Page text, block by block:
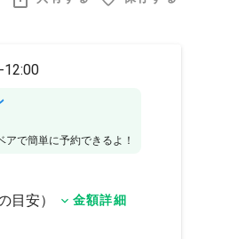
アで簡単に予約できるよ！
目安）
金額詳細